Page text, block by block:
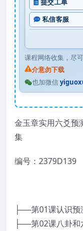
提交工单
私信客服
课程网络收集，尽
介意勿下载
也加微信
金玉章实用六爻预
集
编号：2379D139
├──第01课认识
├──第02课八卦